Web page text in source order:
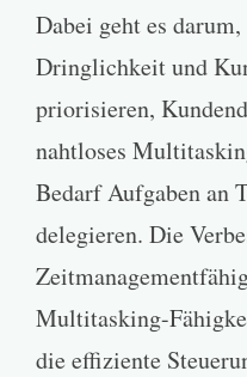
Dabei geht es
Dringlichkeit und
priorisieren,
nahtloses
Bedarf Aufgaben an
delegieren. Die
Multitasking-
die effiziente